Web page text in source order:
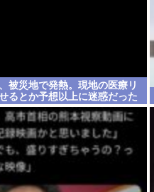
被災地で発熱。現地の医療リ
るとか予想以上に迷惑だった